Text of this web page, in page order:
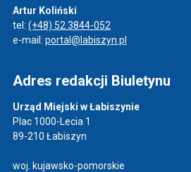
Artur Koliński
tel: (+48) 52 3844-052
e-mail: portal@labiszyn.pl
Adres redakcji Biuletynu
Urząd Miejski w Łabiszynie
Plac 1000-Lecia 1
89-210 Łabiszyn
woj. kujawsko-pomorskie